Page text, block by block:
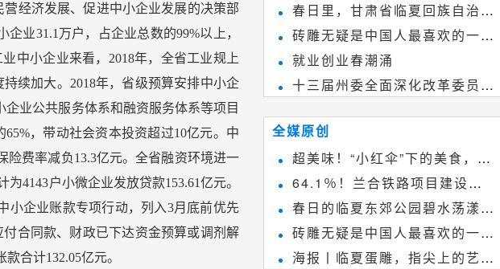
经济发展、促进中小企业发展的决策部
业31.1万户，占企业总数的99%以上，
中小企业来看，2018年，全省工业规上
续加大。2018年，省级预算安排中小企
业公共服务体系和融资服务体系等项目
，带动社会资本投资超过10亿元。中
险费率减负13.3亿元。全省融资环境进一
4143户小微企业发放贷款153.61亿元。
小企业账款专项行动，列入3月底前优先
合同款、财政已下达资金预算或调剂解
合计132.05亿元。
春花烂漫
春日里，甘肃省临夏回族自治州
境内的刘家峡大桥，壮观美丽!
砖雕无疑是中国人最喜欢的一种
雕刻艺术，它不仅是民间实用美术
和建筑装饰艺术的有机结合，更成
为中国建筑史上彰品东方美不可磨
就业创业春潮涌
十三届州委全面深化改革委员会
第八次会议召开
全媒原创
超美味！“小红伞”下的美食，绝
不能错过~
64.1％！兰合铁路项目建设加
速推进
春日的临夏东郊公园碧水荡漾、
春花烂漫
砖雕无疑是中国人最喜欢的一种
雕刻艺术，它不仅是民间实用美术
海报丨临夏蛋雕，指尖上的艺术